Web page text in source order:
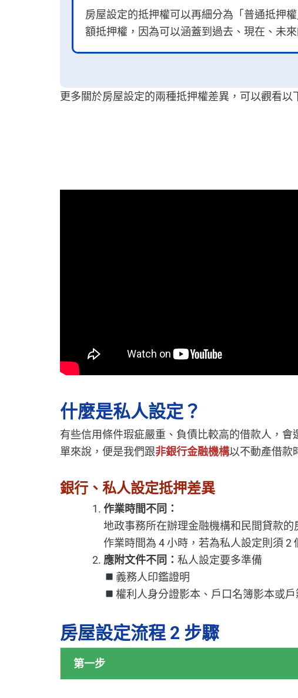
房屋設定的抵押權可以再細分為「普通抵押
額抵押權，因為可以涵蓋到過去、現在、未
更多關於房屋設定的兩種抵押權差異，可以觀看以
什麼是私人設定？
有些信用條件瑕疵嚴重、負債比較高的借款人，
單來說，便是我們跟非銀行金融機構以不動產借款
銀行、私人設定抵押差異
作業時間不同：
地政事務所在辦理金融機構和民間貸款
作業時間為 4 小時，若為私人設定則須 2
應附文件不同： 私人設定要多準備
義務人印鑑證明
權利人身分證影本、戶口名簿影本或
房屋設定流程 2 步驟
第一步